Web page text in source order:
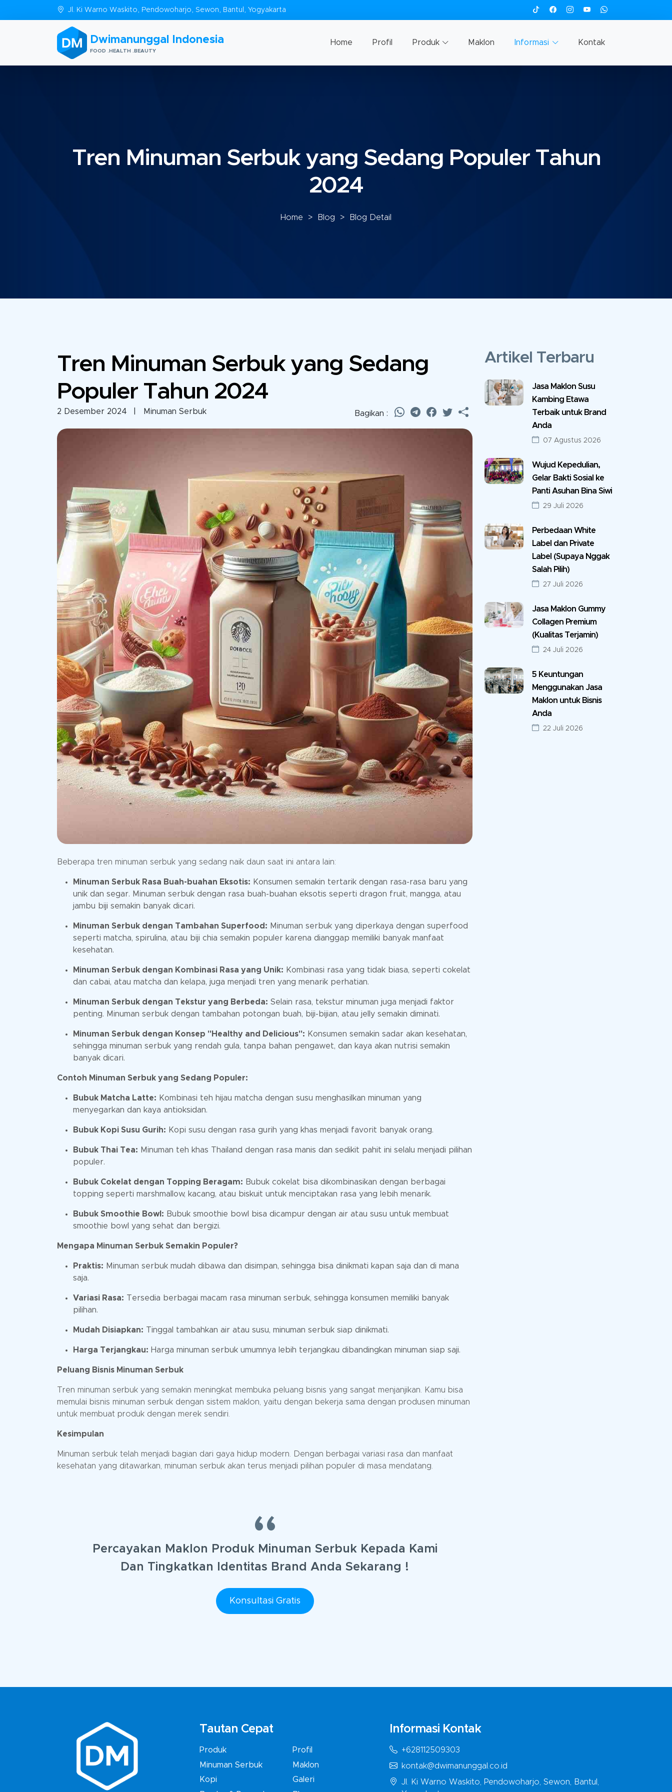
Jl. Ki Warno Waskito, Pendowoharjo, Sewon, Bantul, Yogyakarta
Dwimanunggal Indonesia
FOOD .HEALTH .BEAUTY
Home Profil Produk Maklon Informasi Kontak
Tren Minuman Serbuk yang Sedang Populer Tahun
2024
Home > Blog > Blog Detail
Tren Minuman Serbuk yang Sedang
Populer Tahun 2024
2 Desember 2024 | Minuman Serbuk Bagikan :
Beberapa tren minuman serbuk yang sedang naik daun saat ini antara lain:
Minuman Serbuk Rasa Buah-buahan Eksotis: Konsumen semakin tertarik dengan rasa-rasa baru yang
unik dan segar. Minuman serbuk dengan rasa buah-buahan eksotis seperti dragon fruit, mangga, atau
jambu biji semakin banyak dicari.
Minuman Serbuk dengan Tambahan Superfood: Minuman serbuk yang diperkaya dengan superfood
seperti matcha, spirulina, atau biji chia semakin populer karena dianggap memiliki banyak manfaat
kesehatan.
Minuman Serbuk dengan Kombinasi Rasa yang Unik: Kombinasi rasa yang tidak biasa, seperti cokelat
dan cabai, atau matcha dan kelapa, juga menjadi tren yang menarik perhatian.
Minuman Serbuk dengan Tekstur yang Berbeda: Selain rasa, tekstur minuman juga menjadi faktor
penting. Minuman serbuk dengan tambahan potongan buah, biji-bijian, atau jelly semakin diminati.
Minuman Serbuk dengan Konsep "Healthy and Delicious": Konsumen semakin sadar akan kesehatan,
sehingga minuman serbuk yang rendah gula, tanpa bahan pengawet, dan kaya akan nutrisi semakin
banyak dicari.
Contoh Minuman Serbuk yang Sedang Populer:
Bubuk Matcha Latte: Kombinasi teh hijau matcha dengan susu menghasilkan minuman yang
menyegarkan dan kaya antioksidan.
Bubuk Kopi Susu Gurih: Kopi susu dengan rasa gurih yang khas menjadi favorit banyak orang.
Bubuk Thai Tea: Minuman teh khas Thailand dengan rasa manis dan sedikit pahit ini selalu menjadi pilihan
populer.
Bubuk Cokelat dengan Topping Beragam: Bubuk cokelat bisa dikombinasikan dengan berbagai
topping seperti marshmallow, kacang, atau biskuit untuk menciptakan rasa yang lebih menarik.
Bubuk Smoothie Bowl: Bubuk smoothie bowl bisa dicampur dengan air atau susu untuk membuat
smoothie bowl yang sehat dan bergizi.
Mengapa Minuman Serbuk Semakin Populer?
Praktis: Minuman serbuk mudah dibawa dan disimpan, sehingga bisa dinikmati kapan saja dan di mana
saja.
Variasi Rasa: Tersedia berbagai macam rasa minuman serbuk, sehingga konsumen memiliki banyak
pilihan.
Mudah Disiapkan: Tinggal tambahkan air atau susu, minuman serbuk siap dinikmati.
Harga Terjangkau: Harga minuman serbuk umumnya lebih terjangkau dibandingkan minuman siap saji.
Peluang Bisnis Minuman Serbuk
Tren minuman serbuk yang semakin meningkat membuka peluang bisnis yang sangat menjanjikan. Kamu bisa
memulai bisnis minuman serbuk dengan sistem maklon, yaitu dengan bekerja sama dengan produsen minuman
untuk membuat produk dengan merek sendiri.
Kesimpulan
Minuman serbuk telah menjadi bagian dari gaya hidup modern. Dengan berbagai variasi rasa dan manfaat
kesehatan yang ditawarkan, minuman serbuk akan terus menjadi pilihan populer di masa mendatang.
Percayakan Maklon Produk Minuman Serbuk Kepada Kami
Dan Tingkatkan Identitas Brand Anda Sekarang !
Konsultasi Gratis
Artikel Terbaru
Jasa Maklon Susu
Kambing Etawa
Terbaik untuk Brand
Anda
07 Agustus 2026
Wujud Kepedulian,
Gelar Bakti Sosial ke
Panti Asuhan Bina Siwi
29 Juli 2026
Perbedaan White
Label dan Private
Label (Supaya Nggak
Salah Pilih)
27 Juli 2026
Jasa Maklon Gummy
Collagen Premium
(Kualitas Terjamin)
24 Juli 2026
5 Keuntungan
Menggunakan Jasa
Maklon untuk Bisnis
Anda
22 Juli 2026
Tautan Cepat
Produk
Minuman Serbuk
Kopi
Profil
Maklon
Galeri
Informasi Kontak
+628112509303
kontak@dwimanunggal.co.id
Jl. Ki Warno Waskito, Pendowoharjo, Sewon, Bantul,